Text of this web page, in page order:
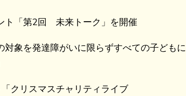
ト「第2回 未来トーク」を開催
象を発達障がいに限らずすべての子どもに
クリスマスチャリティライブ